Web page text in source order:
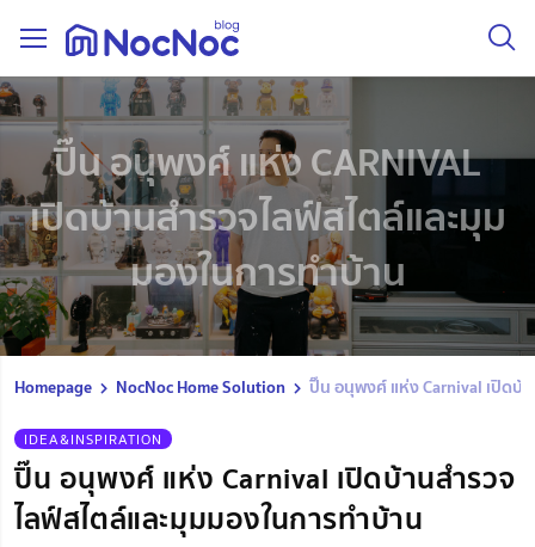
ปิ๊น อนุพงศ์ แห่ง CARNIVAL
เปิดบ้านสำรวจไลฟ์สไตล์และมุม
มองในการทำบ้าน
Homepage NocNoc Home Solution ปิ๊น อนุพงศ์ แห่ง Carnival เปิดบ้
IDEA&INSPIRATION
ปิ๊น อนุพงศ์ แห่ง Carnival เปิดบ้านสำรวจ
ไลฟ์สไตล์และมุมมองในการทำบ้าน